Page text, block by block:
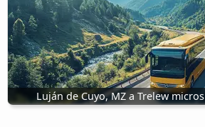
Luján de Cuyo, MZ a Trelew micros